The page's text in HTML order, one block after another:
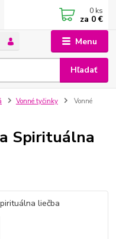
Menu
Hľadať
0 ks
za 0 €
Vonné tyčinky
Vonné
Spirituálna